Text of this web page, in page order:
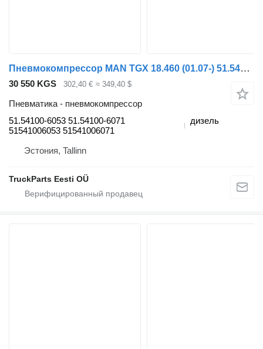
Пневмокомпрессор MAN TGX 18.460 (01.07-) 51.54100-6053 для тягача MAN TGL, TGM, TGS, TGX (2005-2021)
30 550 KGS 302,40 € ≈ 349,40 $
Пневматика - пневмокомпрессор
51.54100-6053 51.54100-6071
51541006053 51541006071
дизель
Эстония, Tallinn
TruckParts Eesti OÜ